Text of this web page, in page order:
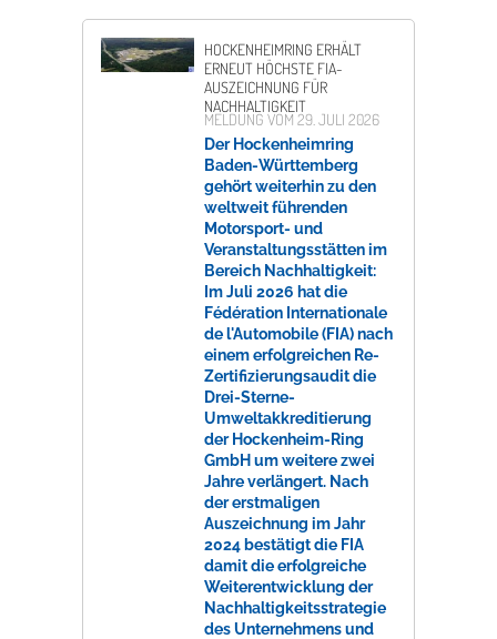
HOCKENHEIMRING ERHÄLT
ERNEUT HÖCHSTE FIA-
AUSZEICHNUNG FÜR
NACHHALTIGKEIT
MELDUNG VOM 29. JULI 2026
Der Hockenheimring
Baden-Württemberg
gehört weiterhin zu den
weltweit führenden
Motorsport- und
Veranstaltungsstätten im
Bereich Nachhaltigkeit:
Im Juli 2026 hat die
Fédération Internationale
de l'Automobile (FIA) nach
einem erfolgreichen Re-
Zertifizierungsaudit die
Drei-Sterne-
Umweltakkreditierung
der Hockenheim-Ring
GmbH um weitere zwei
Jahre verlängert. Nach
der erstmaligen
Auszeichnung im Jahr
2024 bestätigt die FIA
damit die erfolgreiche
Weiterentwicklung der
Nachhaltigkeitsstrategie
des Unternehmens und